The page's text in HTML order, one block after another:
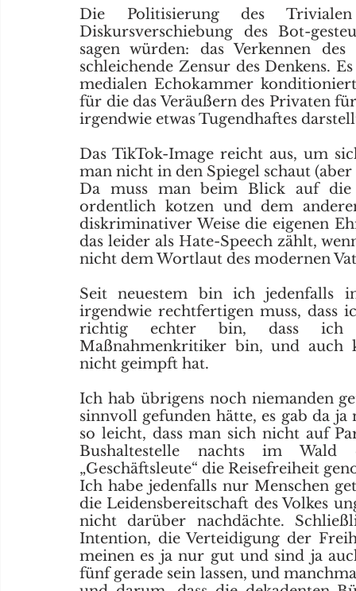
Die Politisierung des
Diskursverschiebung des Bot-
sagen würden: das Verkennen
schleichende Zensur des Denkens.
medialen Echokammer
für die das Veräußern des Privaten
irgendwie etwas Tugendhaftes
Das TikTok-Image reicht aus, um
man nicht in den Spiegel schaut
Da muss man beim Blick auf die
ordentlich kotzen und dem
diskriminativer Weise die eigenen
das leider als Hate-Speech zählt,
nicht dem Wortlaut des modernen
Seit neuestem bin ich jedenfalls
irgendwie rechtfertigen muss, dass
richtig echter bin, dass ich
Maßnahmenkritiker bin, und auch
nicht geimpft hat.
Ich hab übrigens noch niemanden
sinnvoll gefunden hätte, es gab da
so leicht, dass man sich nicht auf
Bushaltestelle nachts im Wald
„Geschäftsleute“ die Reisefreiheit
Ich habe jedenfalls nur Menschen
die Leidensbereitschaft des Volkes
nicht darüber nachdächte.
Intention, die Verteidigung der
meinen es ja nur gut und sind ja
fünf gerade sein lassen, und